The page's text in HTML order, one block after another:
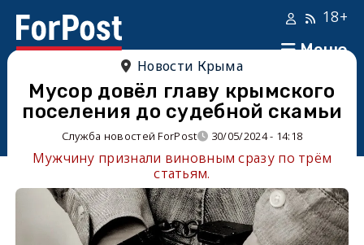
Меню
18+
Новости Крыма
Мусор довёл главу крымского
поселения до судебной скамьи
Служба новостей ForPost 30/05/2024 - 14:18
Мужчину признали виновным сразу по трём
статьям.